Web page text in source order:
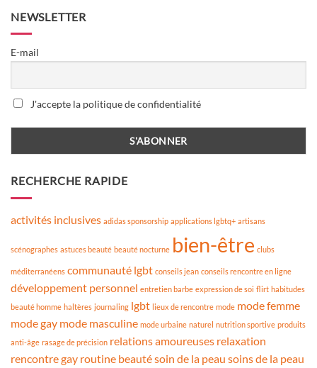
NEWSLETTER
E-mail
J'accepte la politique de confidentialité
RECHERCHE RAPIDE
activités inclusives adidas sponsorship applications lgbtq+ artisans
scénographes astuces beauté beauté nocturne bien-être clubs
méditerranéens communauté lgbt conseils jean conseils rencontre en ligne
développement personnel entretien barbe expression de soi flirt habitudes
beauté homme haltères journaling lgbt lieux de rencontre mode mode femme
mode gay mode masculine mode urbaine naturel nutrition sportive produits
anti-âge rasage de précision relations amoureuses relaxation
rencontre gay routine beautésoin de la peau soins de la peau